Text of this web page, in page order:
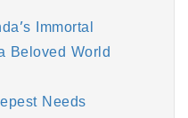
Immortal
Beloved World
Needs